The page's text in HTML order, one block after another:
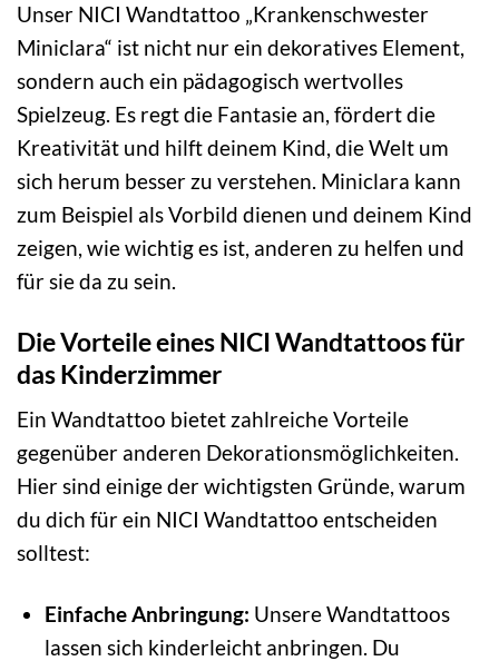
Unser NICI Wandtattoo „Krankenschwester
Miniclara“ ist nicht nur ein dekoratives Element,
sondern auch ein pädagogisch wertvolles
Spielzeug. Es regt die Fantasie an, fördert die
Kreativität und hilft deinem Kind, die Welt um
sich herum besser zu verstehen. Miniclara kann
zum Beispiel als Vorbild dienen und deinem Kind
zeigen, wie wichtig es ist, anderen zu helfen und
für sie da zu sein.
Die Vorteile eines NICI Wandtattoos für
das Kinderzimmer
Ein Wandtattoo bietet zahlreiche Vorteile
gegenüber anderen Dekorationsmöglichkeiten.
Hier sind einige der wichtigsten Gründe, warum
du dich für ein NICI Wandtattoo entscheiden
solltest:
Einfache Anbringung: Unsere Wandtattoos
lassen sich kinderleicht anbringen. Du